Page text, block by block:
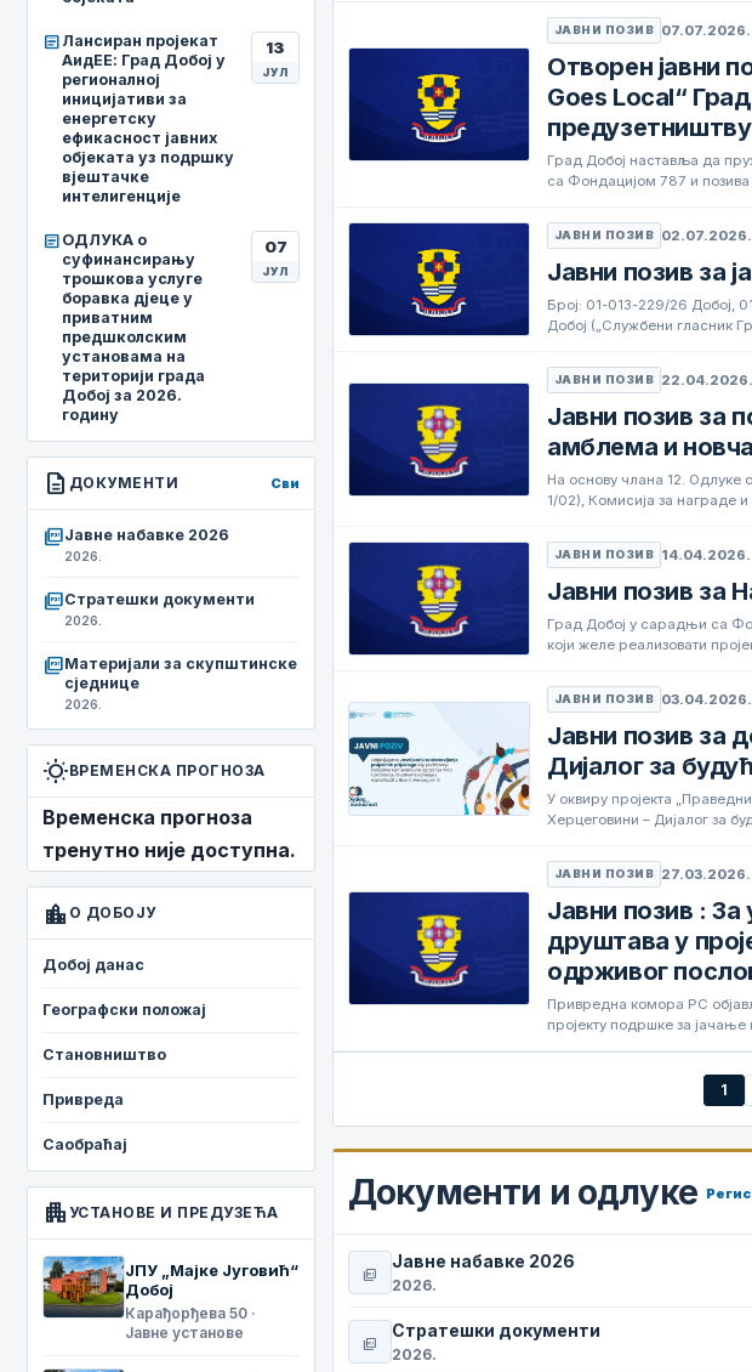
article Лансиран пројекат
АидЕЕ: Град Добој у
регионалној
иницијативи за
енергетску
ефикасност јавних
објеката уз подршку
вјештачке
интелигенције
13
ЈУЛ
article ОДЛУКА о
суфинансирању
трошкова услуге
боравка дјеце у
приватним
предшколским
установама на
територији града
Добој за 2026.
годину
07
ЈУЛ
description ДОКУМЕНТИ Сви
picture_as_pdfЈавне набавке 2026
2026.
picture_as_pdfСтратешки документи
2026.
picture_as_pdfМатеријали за скупштинске
сједнице
2026.
wb_sunnyВРЕМЕНСКА ПРОГНОЗА
Временска прогноза
тренутно није доступна.
location_city О ДОБОЈУ
Добој данас
Географски положај
Становништво
Привреда
Саобраћај
apartment УСТАНОВЕ И ПРЕДУЗЕЋА
ЈПУ „Мајке Југовић“
Добој
Карађорђева 50 ·
Јавне установе
ЈАВНИ ПОЗИВ 07.07.2026.
Отворен јавни
Goes Local“
предузетништву
Град Добој наставља да
са Фондацијом 787 и
ЈАВНИ ПОЗИВ 02.07.2026.
Јавни позив за
Број: 01-013-229/26 Добој,
Добој („Службени гласник
ЈАВНИ ПОЗИВ 22.04.2026.
Јавни позив за
амблема и
На основу члана 12. Одлуке
1/02), Комисија за награде
ЈАВНИ ПОЗИВ 14.04.2026.
Јавни позив за
Град Добој у сарадњи са
који желе реализовати
ЈАВНИ ПОЗИВ 03.04.2026.
Јавни позив за
Дијалог за
У оквиру пројекта
Херцеговини – Дијалог за
ЈАВНИ ПОЗИВ 27.03.2026.
Јавни позив :
друштава у
одрживог
Привредна комора РС
пројекту подршке за
1
Документи и одлуке
picture_as_pdf
Јавне набавке 2026
2026.
picture_as_pdf
Стратешки документи
2026.